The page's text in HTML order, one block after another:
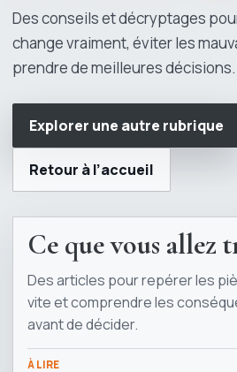
Des conseils et décryptages
change vraiment, éviter les
prendre de meilleures décisions.
Explorer une autre rubrique
Retour à l’accueil
Ce que vous allez
Des articles pour repérer les
vite et comprendre les
avant de décider.
À LIRE